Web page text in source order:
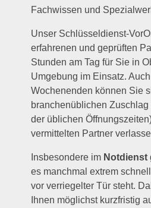
Fachwissen und
Unser Schlüsseldienst-
erfahrenen und geprüften
Stunden am Tag für Sie in
Umgebung im Einsatz.
Wochenenden können Sie
branchenüblichen
der üblichen
vermittelten Partner
Insbesondere im Notdienst
es manchmal extrem
vor verriegelter Tür steht.
Ihnen möglichst kurzfristig